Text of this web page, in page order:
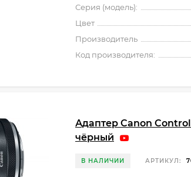
Серия (модель):
Цвет
Производитель
Код производителя:
Адаптер Canon
чёрный
В НАЛИЧИИ АРТИКУЛ: